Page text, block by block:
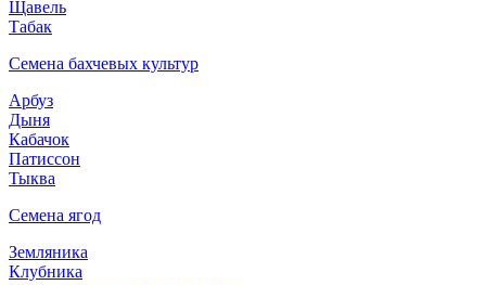
Щавель
Табак
Семена бахчевых культур
Арбуз
Дыня
Кабачок
Патиссон
Тыква
Семена ягод
Земляника
Клубника